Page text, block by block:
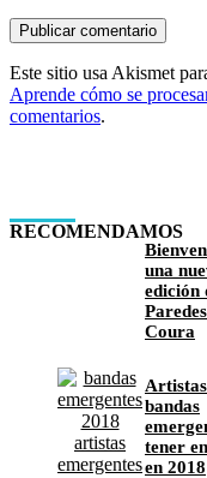
Este sitio usa Akismet
Aprende cómo se
comentarios.
RECOMENDAMOS
una
edición
Coura
bandas
tener
en 2018